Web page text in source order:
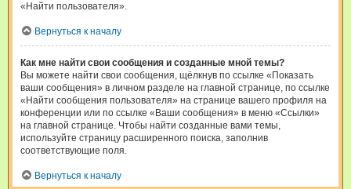
«Найти пользователя».
Вернуться к началу
Как мне найти свои сообщения и созданные мной темы?
Вы можете найти свои сообщения, щёлкнув по ссылке «Показать
ваши сообщения» в личном разделе на главной странице, по ссылке
«Найти сообщения пользователя» на странице вашего профиля на
конференции или по ссылке «Ваши сообщения» в меню «Ссылки»
на главной странице. Чтобы найти созданные вами темы,
используйте страницу расширенного поиска, заполнив
соответствующие поля.
Вернуться к началу